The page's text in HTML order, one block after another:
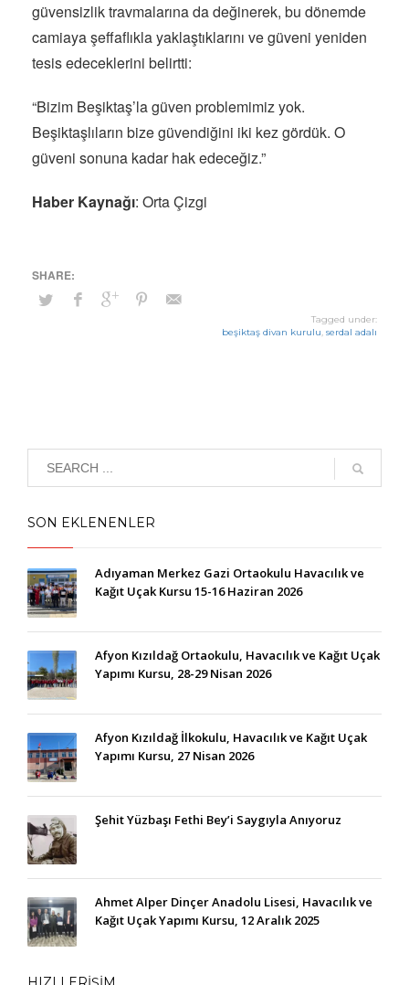
güvensizlik travmalarına da değinerek, bu dönemde
camiaya şeffaflıkla yaklaştıklarını ve güveni yeniden
tesis edeceklerini belirtti:
“Bizim Beşiktaş’la güven problemimiz yok.
Beşiktaşlıların bize güvendiğini iki kez gördük. O
güveni sonuna kadar hak edeceğiz.”
Haber Kaynağı: Orta Çizgi
Tagged under:
beşiktaş divan kurulu, serdal adalı
SON EKLENENLER
Adıyaman Merkez Gazi Ortaokulu Havacılık ve
Kağıt Uçak Kursu 15-16 Haziran 2026
Afyon Kızıldağ Ortaokulu, Havacılık ve Kağıt Uçak
Yapımı Kursu, 28-29 Nisan 2026
Afyon Kızıldağ İlkokulu, Havacılık ve Kağıt Uçak
Yapımı Kursu, 27 Nisan 2026
Şehit Yüzbaşı Fethi Bey’i Saygıyla Anıyoruz
Ahmet Alper Dinçer Anadolu Lisesi, Havacılık ve
Kağıt Uçak Yapımı Kursu, 12 Aralık 2025